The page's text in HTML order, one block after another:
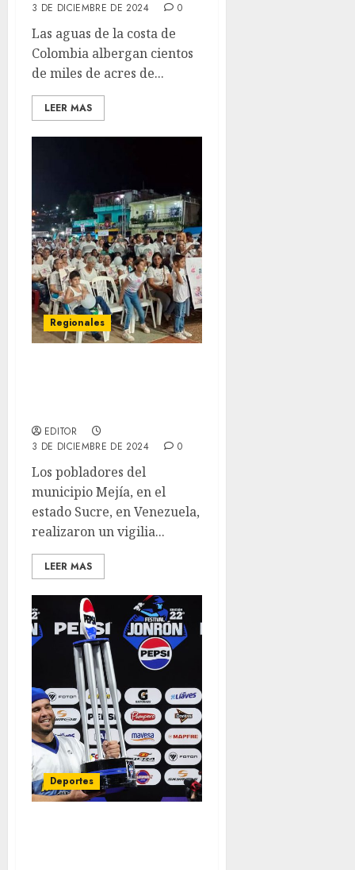
3 DE DICIEMBRE DE 2024 0
Las aguas de la costa de
Colombia albergan cientos
de miles de acres de...
LEER MAS
Regionales
EDITOR
3 DE DICIEMBRE DE 2024
0
Los pobladores del
municipio Mejía, en el
estado Sucre, en Venezuela,
realizaron un vigilia...
LEER MAS
Deportes